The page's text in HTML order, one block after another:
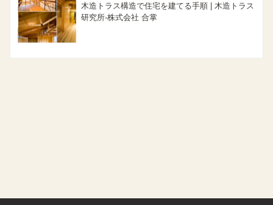
木造トラス構造で住宅を建てる手順 | 木造トラス
研究所-株式会社 合掌